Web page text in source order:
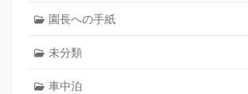
園長への手紙
未分類
車中泊